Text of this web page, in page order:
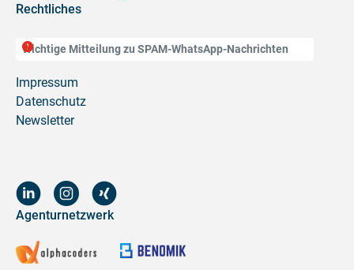
Rechtliches
Wichtige Mitteilung zu SPAM-WhatsApp-Nachrichten
Impressum
Datenschutz
Newsletter
Agenturnetzwerk